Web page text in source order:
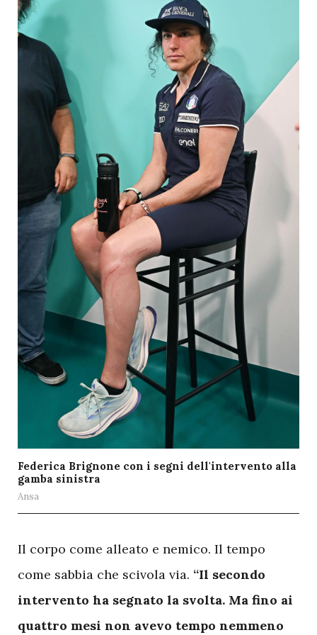
Federica Brignone con i segni dell'intervento alla
gamba sinistra
Ansa
Il corpo come alleato e nemico. Il tempo
come sabbia che scivola via. “Il secondo
intervento ha segnato la svolta. Ma fino ai
quattro mesi non avevo tempo nemmeno